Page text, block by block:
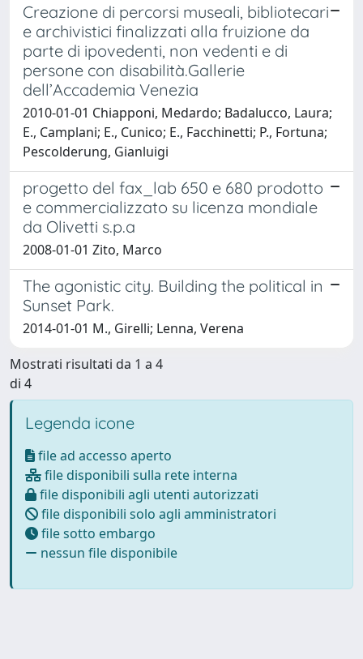
Creazione di percorsi museali, bibliotecari
e archivistici finalizzati alla fruizione da
parte di ipovedenti, non vedenti e di
persone con disabilità.Gallerie
dell’Accademia Venezia
2010-01-01 Chiapponi, Medardo; Badalucco, Laura;
E., Camplani; E., Cunico; E., Facchinetti; P., Fortuna;
Pescolderung, Gianluigi
progetto del fax_lab 650 e 680 prodotto
e commercializzato su licenza mondiale
da Olivetti s.p.a
2008-01-01 Zito, Marco
The agonistic city. Building the political in
Sunset Park.
2014-01-01 M., Girelli; Lenna, Verena
Mostrati risultati da 1 a 4
di 4
Legenda icone
file ad accesso aperto
file disponibili sulla rete interna
file disponibili agli utenti autorizzati
file disponibili solo agli amministratori
file sotto embargo
nessun file disponibile